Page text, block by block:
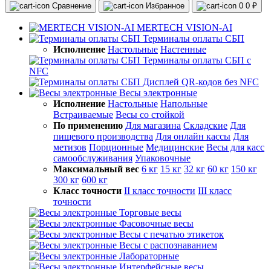
Сравнение Избранное 0 0 ₽
MERTECH VISION-AI
Терминалы оплаты СБП
Исполнение Настольные Настенные
Терминалы оплаты СБП с
NFC
Дисплей QR-кодов без NFC
Весы электронные
Исполнение Настольные Напольные
Встраиваемые Весы со стойкой
По применению Для магазина Складские Для
пищевого производства Для онлайн кассы Для
метизов Порционные Медицинские Весы для касс
самообслуживания Упаковочные
Максимальный вес 6 кг 15 кг 32 кг 60 кг 150 кг
300 кг 600 кг
Класс точности II класс точности III класс
точности
Торговые весы
Фасовочные весы
Весы с печатью этикеток
Весы с распознаванием
Лабораторные
Интерфейсные весы